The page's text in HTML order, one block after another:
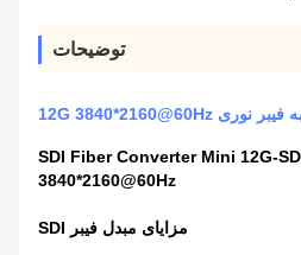
توضیحات
SDI Fiber Converter Mini 12G-
3840*2160@60Hz
مزایای مبدل فیبر SDI